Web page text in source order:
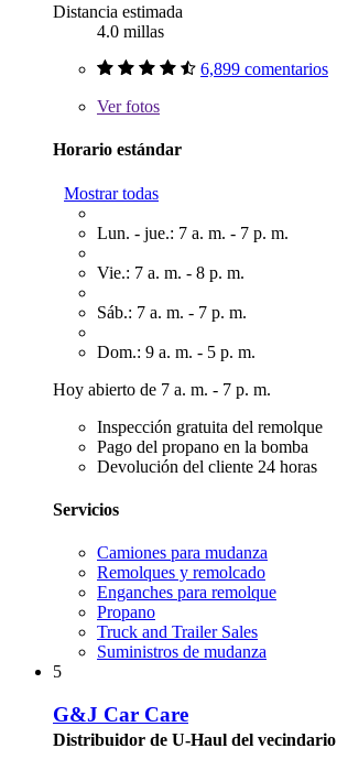
Distancia estimada
4.0 millas
6,899 comentarios
Verfotos
Horario estándar
Mostrar todas
Lun. - jue.: 7 a. m. - 7 p. m.
Vie.: 7 a. m. - 8 p. m.
Sáb.: 7 a. m. - 7 p. m.
Dom.: 9 a. m. - 5 p. m.
Hoy abierto de 7 a. m. - 7 p. m.
Inspección gratuita del remolque
Pago del propano en la bomba
Devolución del cliente 24 horas
Servicios
Camiones para mudanza
Remolques y remolcado
Enganches para remolque
Propano
Truck and Trailer Sales
Suministros de mudanza
5
G&J Car Care
Distribuidor de U-Haul del vecindario